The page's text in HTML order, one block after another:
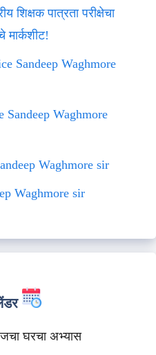
पात्रता परीक्षेचा
मार्कशीट!
Sandeep Waghmore
Sandeep Waghmore
Waghmore sir
Waghmore sir
घरचा अभ्यास